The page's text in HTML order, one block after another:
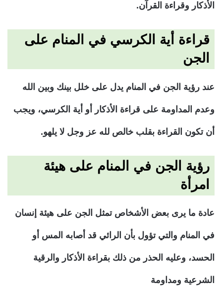
الأذكار وقراءة القرآن.
قراءة أية الكرسي في المنام على
الجن
عند رؤية الجن في المنام يدل على خلل بينك وبين الله
وعدم المداومة على قراءة الأذكار أو أية الكرسي، ويجب
أن تكون القراءة بقلب خالص لله عز وجل لا يلهو.
رؤية الجن في المنام على هيئة
امرأة
عادة ما يرى بعض الأشخاص تمثل الجن على هيئة إنسان
في المنام والتي تؤول بأن الرائي قد أصابه المس أو
الحسد، وعليه الحذر من ذلك بقراءة الأذكار والرقية
الشرعية ومداومة